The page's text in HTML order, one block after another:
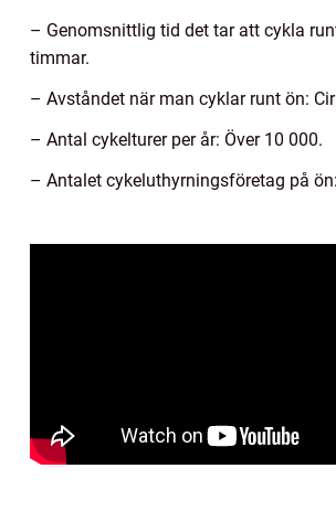
– Genomsnittlig tid det tar att cykla
timmar.
– Avståndet när man cyklar runt ön:
– Antal cykelturer per år: Över 10 000.
– Antalet cykeluthyrningsföretag på